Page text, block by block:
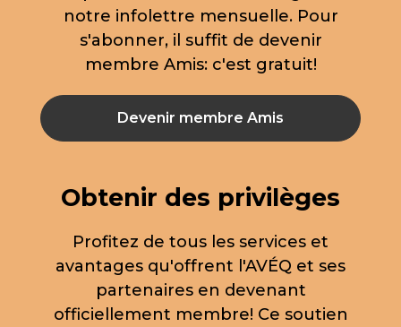
notre infolettre mensuelle. Pour
s'abonner, il suffit de devenir
membre Amis: c'est gratuit!
Devenir membre Amis
Obtenir des privilèges
Profitez de tous les services et
avantages qu'offrent l'AVÉQ et ses
partenaires en devenant
officiellement membre! Ce soutien